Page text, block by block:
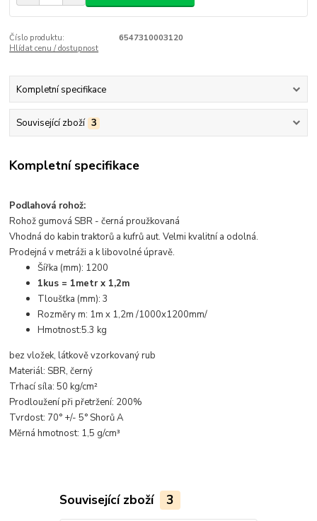
Číslo produktu:
6547310003120
Hlídat cenu / dostupnost
Kompletní specifikace
Související zboží 3
Kompletní specifikace
Podlahová rohož:
Rohož gumová SBR - černá proužkovaná
Vhodná do kabin traktorů a kufrů aut. Velmi kvalitní a odolná.
Prodejná v metráži a k libovolné úpravě.
Šířka (mm): 1200
1kus = 1metr x 1,2m
Tloušťka (mm):3
Rozměry m: 1m x 1,2m /1000x1200mm/
Hmotnost:5.3 kg
bez vložek, látkově vzorkovaný rub
Materiál: SBR, černý
Trhací síla: 50 kg/cm²
Prodloužení při přetržení: 200%
Tvrdost: 70° +/- 5° Shorů A
Měrná hmotnost: 1,5 g/cm³
Související zboží 3